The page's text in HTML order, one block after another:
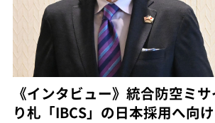
《インタビュー》統合防空ミ
り札「IBCS」の日本採用へ向